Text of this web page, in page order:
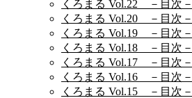
くろまる Vol.22 －目次－
くろまる Vol.20 －目次－
くろまる Vol.19 －目次－
くろまる Vol.18 －目次－
くろまる Vol.17 －目次－
くろまる Vol.16 －目次－
くろまる Vol.15 －目次－